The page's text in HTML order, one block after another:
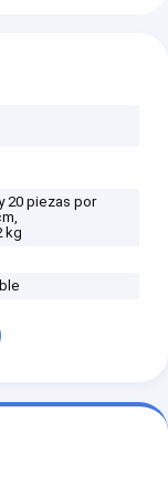
20 piezas por
kg